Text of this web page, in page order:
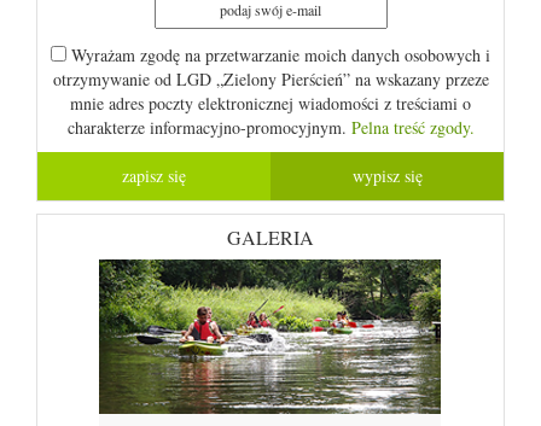
Wyrażam zgodę na przetwarzanie moich danych osobowych i
otrzymywanie od LGD „Zielony Pierścień” na wskazany przeze
mnie adres poczty elektronicznej wiadomości z treściami o
charakterze informacyjno-promocyjnym. Pelna treść zgody.
GALERIA